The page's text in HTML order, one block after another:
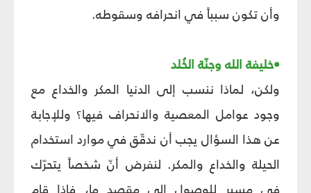
وأن تكون سبباً في انحرافه وسقوطه.
•خليفة الله وجنّة الخُلد
ولكن، لماذا ننسب إلى الدنيا المكر والخداع مع
وجود عوامل المعصية والانحراف فيها؟ وللإجابة
عن هذا السؤال يجب أن ندقّق في موارد استخدام
الحيلة والخداع والمكر. لنفرض أنّ شخصاً يتحرّك